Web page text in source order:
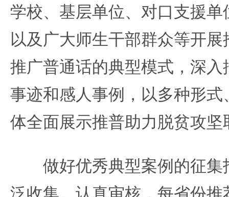
学校、基层单位、对口支援
以及广大师生干部群众等开
推广普通话的典型模式，深
事迹和感人事例，以多种形
体全面展示推普助力脱贫攻
做好优秀典型案例的征集